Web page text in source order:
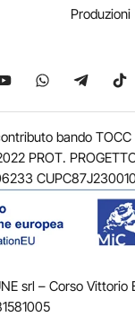
Produzioni
su X su YouTube
Seguici su
Seguici
bando
PROT.
srl – Corso Vittorio